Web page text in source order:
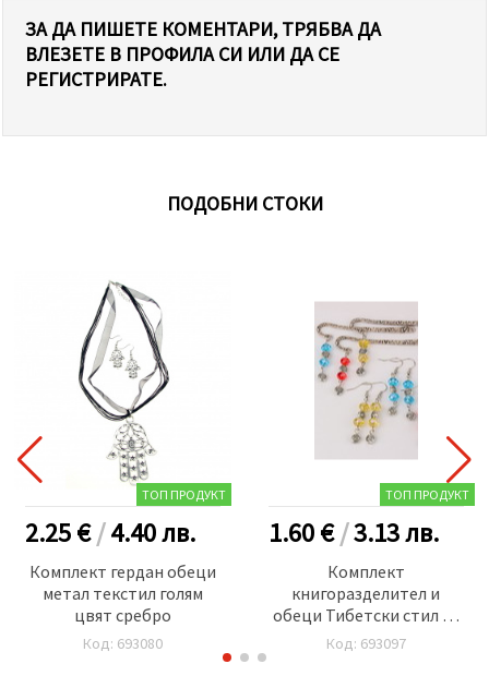
ЗА ДА ПИШЕТЕ КОМЕНТАРИ, ТРЯБВА ДА
ВЛЕЗЕТЕ В ПРОФИЛА СИ ИЛИ ДА СЕ
РЕГИСТРИРАТЕ.
ПОДОБНИ СТОКИ
ТОП ПРОДУКТ
2.25 €/4.40лв.
Комплект гердан обеци
метал текстил голям
цвят сребро
Код: 693080
ТОП ПРОДУКТ
1.60 €/3.13лв.
Комплект
книгоразделител и
обеци Тибетски стил 54
мм80 мм цветен
Код: 693097